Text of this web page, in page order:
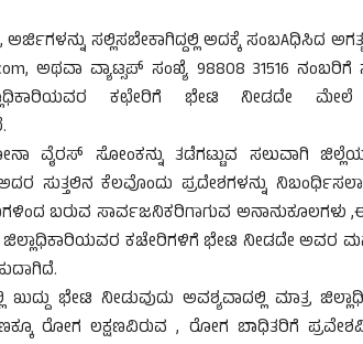
ಸಲ್ಲಿಸಬೇಕಾಗಿದ್ದಲ್ಲಿ ಅದಕ್ಕೆ ಸಂಬAಧಿಸಿದ
ಅಥವಾ ವ್ಯಾಟ್ಸಪ್ ಸಂಖ್ಯೆ 98808 31516
ಕಛೇರಿಗೆ ಭೇಟಿ ನೀಡದೇ ಮೇಲೆ
ವೈರಸ್ ಸೋಂಕನ್ನು ತಡೆಗಟ್ಟುವ ಸಲುವಾಗಿ
ಸುತ್ತಲಿನ ಕೆಲವೊಂದು ಪ್ರದೇಶಗಳನ್ನು
ಬರುವ ಸಾರ್ವಜನಿಕರಿಗಾಗುವ
ಕಚೇರಿಗಳಿಗೆ ಭೇಟಿ ನೀಡದೇ ಅವರ
ಖುದ್ದು ಭೇಟಿ ನೀಡುವುದು ಅವಶ್ಯವಾದಲ್ಲಿ ಮಾತ್ರ
ರೋಗ ಲಕ್ಷಣವಿರುವ , ರೋಗ ಬಾಧಿತರಿಗೆ